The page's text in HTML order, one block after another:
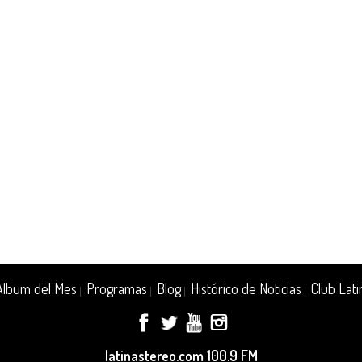
del Mes Programas Blog| Histórico de Noticias Club
latinastereo.com 100.9 FM